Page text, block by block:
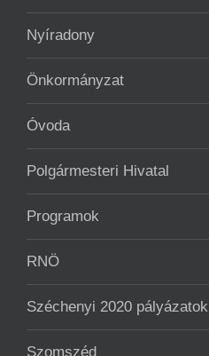
Nyíradony
Önkormányzat
Óvoda
Polgármesteri Hivatal
Programok
RNÖ
Széchenyi 2020 pályázatok
Szomszéd